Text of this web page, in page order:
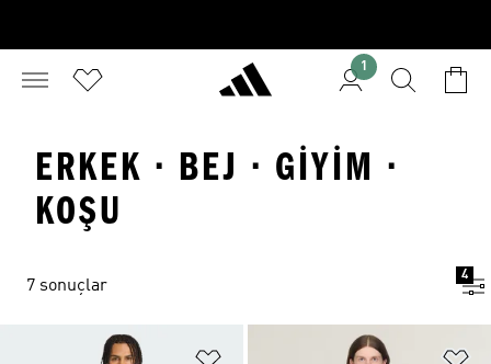
1
ERKEK · BEJ · GIYIM ·
KOŞU
7 sonuçlar
4
Favori Listesine Ekle